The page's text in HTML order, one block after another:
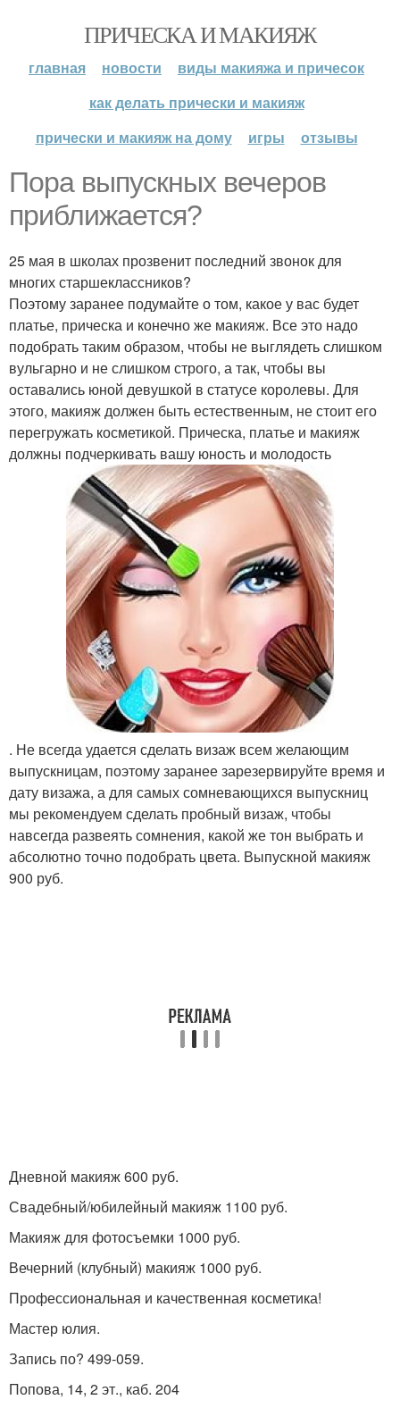
ПРИЧЕСКА И МАКИЯЖ
главная новости
виды макияжа и причесок
как делать прически и макияж
прически и макияж на дому
игры отзывы
Пора выпускных вечеров
приближается?
25 мая в школах прозвенит последний звонок для
многих старшеклассников?
Поэтому заранее подумайте о том, какое у вас будет
платье, прическа и конечно же макияж. Все это надо
подобрать таким образом, чтобы не выглядеть слишком
вульгарно и не слишком строго, а так, чтобы вы
оставались юной девушкой в статусе королевы. Для
этого, макияж должен быть естественным, не стоит его
перегружать косметикой. Прическа, платье и макияж
должны подчеркивать вашу юность и молодость
. Не всегда удается сделать визаж всем желающим
выпускницам, поэтому заранее зарезервируйте время и
дату визажа, а для самых сомневающихся выпускниц
мы рекомендуем сделать пробный визаж, чтобы
навсегда развеять сомнения, какой же тон выбрать и
абсолютно точно подобрать цвета. Выпускной макияж
900 руб.
Дневной макияж 600 руб.
Свадебный/юбилейный макияж 1100 руб.
Макияж для фотосъемки 1000 руб.
Вечерний (клубный) макияж 1000 руб.
Профессиональная и качественная косметика!
Мастер юлия.
Запись по? 499-059.
Попова, 14, 2 эт., каб. 204